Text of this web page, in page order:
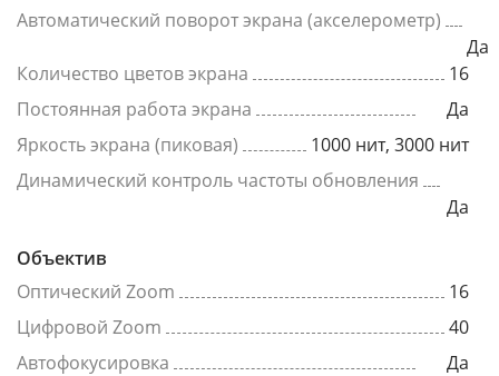
Автоматический поворот экрана (акселерометр)
Да
Количество цветов экрана
16
Постоянная работа экрана
Да
Яркость экрана (пиковая)
1000 нит, 3000 нит
Динамический контроль частоты обновления
Да
Объектив
Оптический Zoom
16
Цифровой Zoom
40
Автофокусировка
Да